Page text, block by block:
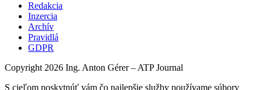
Redakcia
Inzercia
Archív
Pravidlá
GDPR
Copyright 2026 Ing. Anton Gérer – ATP Journal
S cieľom poskytnúť vám čo najlepšie služby používame súbory